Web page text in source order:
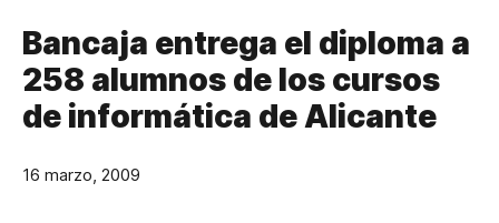
Bancaja entrega el diploma a
258 alumnos de los cursos
de informática de Alicante
16 marzo, 2009